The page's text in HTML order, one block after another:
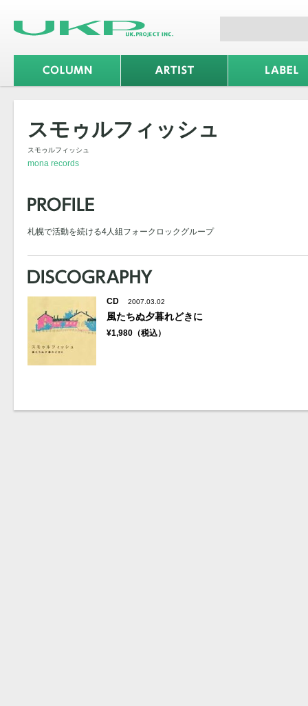
スモゥルフィッシュ
スモゥルフィッシュ
mona records
札幌で活動を続ける4人組フォークロックグループ
CD 2007.03.02
風たちぬ夕暮れどきに
¥1,980（税込）